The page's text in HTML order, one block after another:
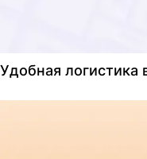
Удобная